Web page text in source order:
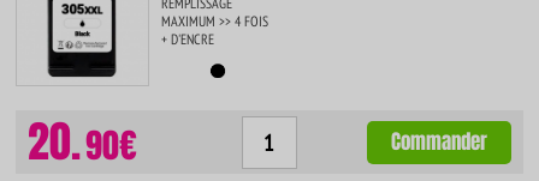
MAXIMUM >> 4 FOIS
+ D'ENCRE
20.90€ Commander